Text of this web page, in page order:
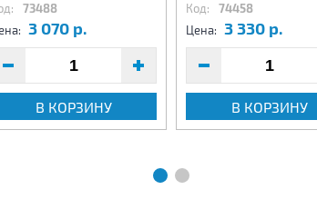
73488
3 070 р.
В КОРЗИНУ
Код: 74458
Цена: 3 330 р.
В КОРЗИНУ